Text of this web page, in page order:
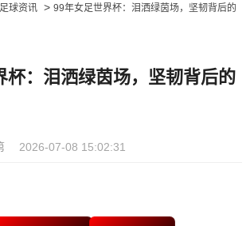
足球资讯> 99年女足世界杯：泪洒绿茵场，坚韧背后的
杯：泪洒绿茵场，坚韧背后的
2026-07-08 15:02:31